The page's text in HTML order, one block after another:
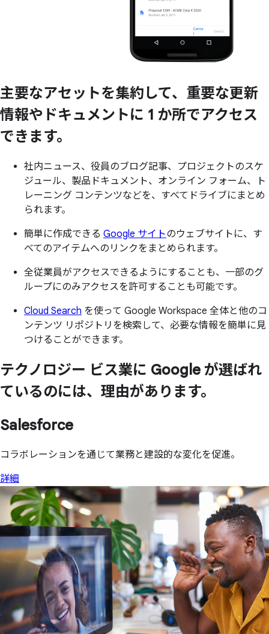
主要なアセットを集約して、 重要な更新
情報や ドキュメントに 1 か所でアクセス
できます。
社内ニュース、役員のブログ記事、プロジェクトのスケ
ジュール、製品ドキュメント、オンライン フォーム、ト
レーニング コンテンツなどを、すべてドライブにまとめ
られます。
簡単に作成できる Google サイトのウェブサイトに、す
べてのアイテムへのリンクをまとめられます。
全従業員がアクセスできるようにすることも、一部のグ
ループにのみアクセスを許可することも可能です。
Cloud Search を使って Google Workspace 全体と他のコ
ンテンツ リポジトリを検索して、必要な情報を簡単に見
つけることができます。
テクノロジー ビス業に Google が選ばれ
ているのには、 理由があります。
Salesforce
コラボレーションを通じて業務と建設的な変化を促進。
詳細